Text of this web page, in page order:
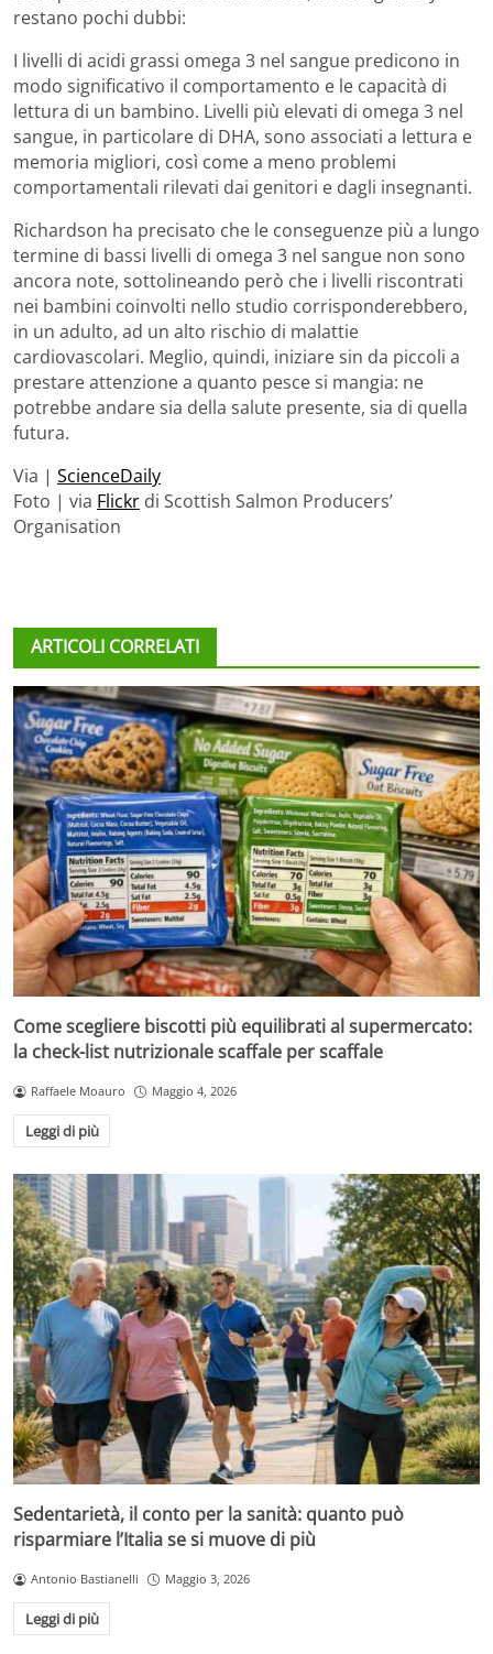
restano pochi dubbi:
I livelli di acidi grassi omega 3 nel sangue predicono in
modo significativo il comportamento e le capacità di
lettura di un bambino. Livelli più elevati di omega 3 nel
sangue, in particolare di DHA, sono associati a lettura e
memoria migliori, così come a meno problemi
comportamentali rilevati dai genitori e dagli insegnanti.
Richardson ha precisato che le conseguenze più a lungo
termine di bassi livelli di omega 3 nel sangue non sono
ancora note, sottolineando però che i livelli riscontrati
nei bambini coinvolti nello studio corrisponderebbero,
in un adulto, ad un alto rischio di malattie
cardiovascolari. Meglio, quindi, iniziare sin da piccoli a
prestare attenzione a quanto pesce si mangia: ne
potrebbe andare sia della salute presente, sia di quella
futura.
Via | ScienceDaily
Foto | via Flickr di Scottish Salmon Producers’
Organisation
ARTICOLI CORRELATI
Come scegliere biscotti più equilibrati al supermercato:
la check-list nutrizionale scaffale per scaffale
Raffaele Moauro Maggio 4, 2026
Leggi di più
Sedentarietà, il conto per la sanità: quanto può
risparmiare l’Italia se si muove di più
Antonio Bastianelli Maggio 3, 2026
Leggi di più